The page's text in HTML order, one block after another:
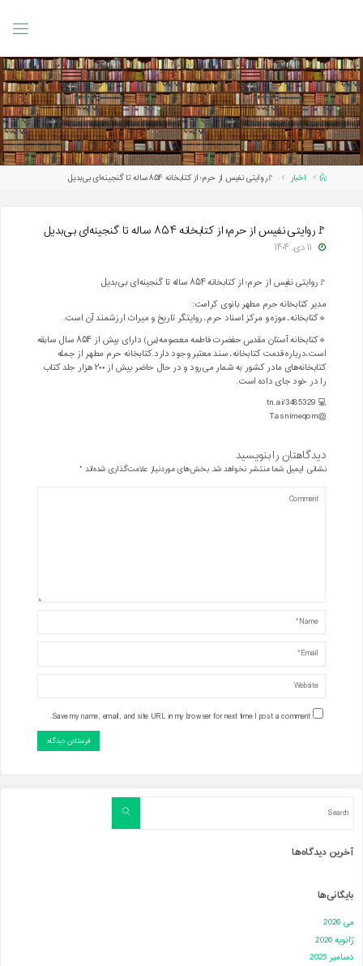
Homeاخبار 🚩روایتی نفیس از حرم؛ از کتابخانه ۸۵۴ ساله تا گنجینه‌ای بی‌بدیل
🚩روایتی نفیس از حرم؛ از کتابخانه ۸۵۴ ساله تا گنجینه‌ای بی‌بدیل
۱۱ دی, ۱۴۰۴
🚩روایتی نفیس از حرم؛ از کتابخانه ۸۵۴ ساله تا گنجینه‌ای بی‌بدیل
مدیر کتابخانه حرم مطهر بانوی کرامت:
🔹کتابخانه، موزه و مرکز اسناد حرم، روایتگر تاریخ و میراث ارزشمند آن است.
🔹کتابخانه آستان مقدس حفضرت فاطمه معصومه(س) دارای بیش از ۸۵۴ سال سابقه
است،درباره قدمت کتابخانه، سند معتبر وجود دارد.کتابخانه حرم مطهر از جمله
کتابخانه‌های مادر کشور به شمار می‌رود و در حال حاضر بیش از ۲۰۰ هزار جلد کتاب
را در خود جای داده است.
💻 tn.ai/3485329
@Tasnimeqom
دیدگاهتان را بنویسید
نشانی ایمیل شما منتشر نخواهد شد.بخش‌های موردنیاز علامت‌گذاری شده‌اند *
Save my name, email, and site URL in my browser for next time I post a comment.
Search
آخرین دیدگاه‌ها
بایگانی‌ها
می 2026
ژانویه 2026
دسامبر 2025